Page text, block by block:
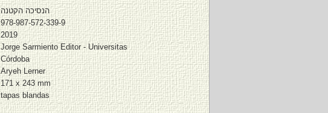
הנסיכה הקטנה
978-987-572-339-9
2019
Jorge Sarmiento Editor - Universitas
Córdoba
Aryeh Lerner
171 x 243 mm
tapas blandas